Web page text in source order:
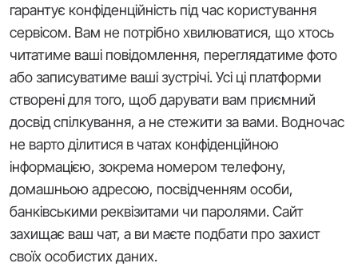
гарантує конфіденційність під час користування
сервісом. Вам не потрібно хвилюватися, що хтось
читатиме ваші повідомлення, переглядатиме фото
або записуватиме ваші зустрічі. Усі ці платформи
створені для того, щоб дарувати вам приємний
досвід спілкування, а не стежити за вами. Водночас
не варто ділитися в чатах конфіденційною
інформацією, зокрема номером телефону,
домашньою адресою, посвідченням особи,
банківськими реквізитами чи паролями. Сайт
захищає ваш чат, а ви маєте подбати про захист
своїх особистих даних.